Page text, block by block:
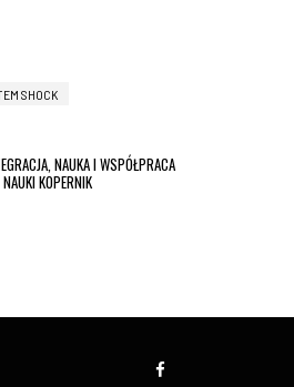
SHOCK
NAUKA I WSPÓŁPRACA
KOPERNIK